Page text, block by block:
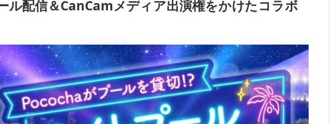
ル配信＆CanCamメディア出演権をかけたコラボ